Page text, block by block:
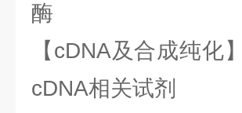
酶
【cDNA及合成纯化
cDNA相关试剂